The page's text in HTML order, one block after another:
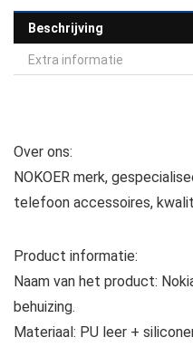
Beschrijving
Extra informatie
Over ons:
NOKOER merk,
telefoon accessoires,
Product informatie:
Naam van het product:
behuizing.
Materiaal: PU leer +